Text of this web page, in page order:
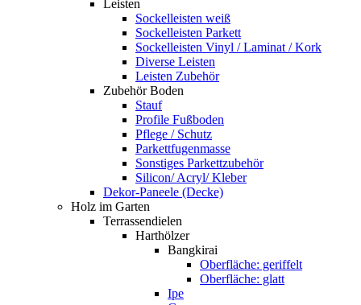
Leisten
Sockelleisten weiß
Sockelleisten Parkett
Sockelleisten Vinyl / Laminat / Kork
Diverse Leisten
Leisten Zubehör
Zubehör Boden
Stauf
Profile Fußboden
Pflege / Schutz
Parkettfugenmasse
Sonstiges Parkettzubehör
Silicon/ Acryl/ Kleber
Dekor-Paneele (Decke)
Holz im Garten
Terrassendielen
Harthölzer
Bangkirai
Oberfläche: geriffelt
Oberfläche: glatt
Ipe